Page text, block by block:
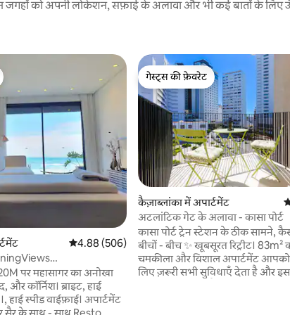
जगहों को अपनी लोकेशन, सफ़ाई के अलावा और भी कई बातों के लिए
औसत रेटिंग 5 में से 4.88, 506 समीक्षाएँ
4.88 (506)
अपार्टमेंट
पर महासागर का अनोखा
कॉर्निश। ब्राइट, हाई
हाई स्पीड वाईफ़ाई। अपार्टमेंट
गेस्ट्स की फ़ेवरेट
गेस्ट्स की फ़ेवरेट
कैज़ाब्लांका में अपार्टमेंट
अटलांटिक गेट के अलावा - कासा पोर्ट
कासा पोर्ट ट्रेन स्टेशन के ठीक सामने,
बीचों - बीच ✨ खूबसूरत रिट्रीट। 83m²
चमकीला और विशाल अपार्टमेंट
लिए ज़रूरी सभी सुविधाएँ देता है और